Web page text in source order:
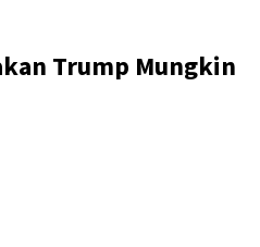
Trump Mungkin